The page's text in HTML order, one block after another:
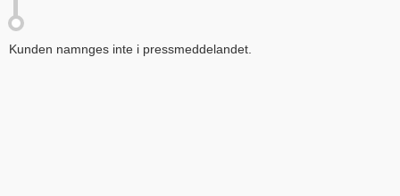
Kunden namnges inte i pressmeddelandet.